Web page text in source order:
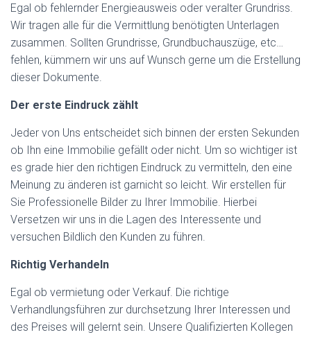
Egal ob fehlernder Energieausweis oder veralter Grundriss.
Wir tragen alle für die Vermittlung benötigten Unterlagen
zusammen. Sollten Grundrisse, Grundbuchauszüge, etc…
fehlen, kümmern wir uns auf Wunsch gerne um die Erstellung
dieser Dokumente.
Der erste Eindruck zählt
Jeder von Uns entscheidet sich binnen der ersten Sekunden
ob Ihn eine Immobilie gefällt oder nicht. Um so wichtiger ist
es grade hier den richtigen Eindruck zu vermitteln, den eine
Meinung zu änderen ist garnicht so leicht. Wir erstellen für
Sie Professionelle Bilder zu Ihrer Immobilie. Hierbei
Versetzen wir uns in die Lagen des Interessente und
versuchen Bildlich den Kunden zu führen.
Richtig Verhandeln
Egal ob vermietung oder Verkauf. Die richtige
Verhandlungsführen zur durchsetzung Ihrer Interessen und
des Preises will gelernt sein. Unsere Qualifizierten Kollegen